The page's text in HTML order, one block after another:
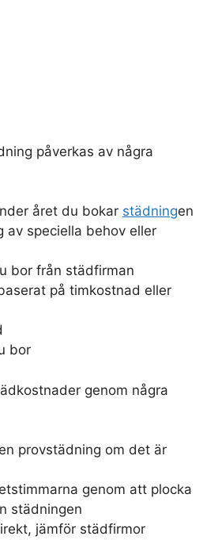
påverkas av några
året du bokar städningen
av speciella behov eller
bor från städfirman
på timkostnad eller
bor
genom några
provstädning om det är
genom att plocka
städningen
jämför städfirmor